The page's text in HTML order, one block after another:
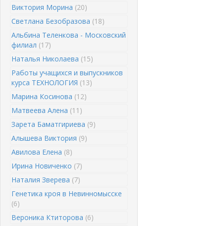
Виктория Морина (20)
Светлана Безобразова (18)
Альбина Теленкова - Московский
филиал (17)
Наталья Николаева (15)
Работы учащихся и выпускников
курса ТЕХНОЛОГИЯ (13)
Марина Косинова (12)
Матвеева Алена (11)
Зарета Баматгириева (9)
Алышева Виктория (9)
Авилова Елена (8)
Ирина Новиченко (7)
Наталия Зверева (7)
Генетика кроя в Невинномысске
(6)
Вероника Ктиторова (6)